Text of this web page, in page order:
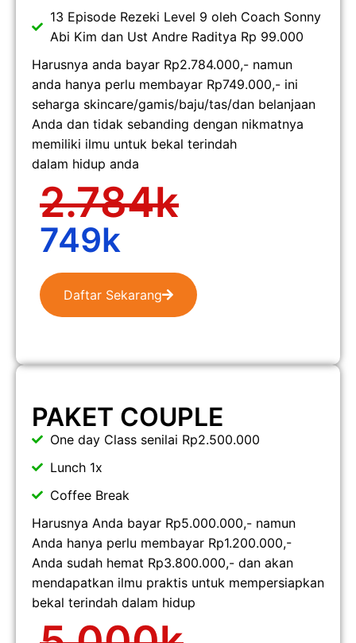
13 Episode Rezeki Level 9 oleh Coach Sonny
Abi Kim dan Ust Andre Raditya Rp 99.000
Harusnya anda bayar Rp2.784.000,- namun
anda hanya perlu membayar Rp749.000,- ini
seharga skincare/gamis/baju/tas/dan belanjaan
Anda dan tidak sebanding dengan nikmatnya
memiliki ilmu untuk bekal terindah
dalam hidup anda
2.784k
749k
Daftar Sekarang
PAKET COUPLE
One day Class senilai Rp2.500.000
Lunch 1x
Coffee Break
Harusnya Anda bayar Rp5.000.000,- namun
Anda hanya perlu membayar Rp1.200.000,-
Anda sudah hemat Rp3.800.000,- dan akan
mendapatkan ilmu praktis untuk mempersiapkan
bekal terindah dalam hidup